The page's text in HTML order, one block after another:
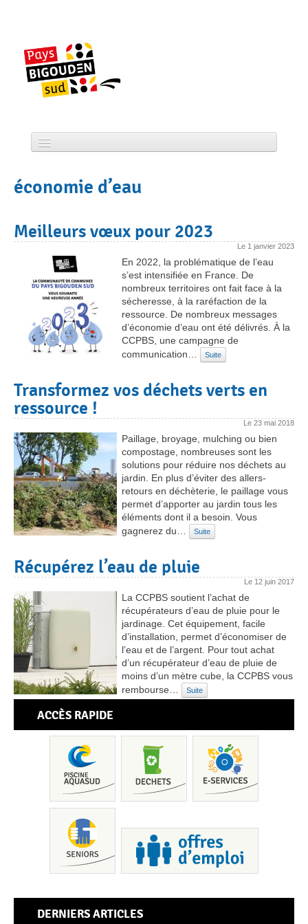
CCPBS
Services
Tourisme
économie d’eau
Meilleurs vœux pour 2023
Le 1 janvier 2023
En 2022, la problématique de l’eau
s’est intensifiée en France. De
nombreux territoires ont fait face à la
sécheresse, à la raréfaction de la
ressource. De nombreux messages
d’économie d’eau ont été délivrés. À la
CCPBS, une campagne de
communication…
Suite
Transformez vos déchets verts en
ressource !
Le 23 mai 2018
Paillage, broyage, mulching ou bien
compostage, nombreuses sont les
solutions pour réduire nos déchets au
jardin. En plus d’éviter des allers-
retours en déchèterie, le paillage vous
permet d’apporter au jardin tous les
éléments dont il a besoin. Vous
gagnerez du…
Suite
Récupérez l’eau de pluie
Le 12 juin 2017
La CCPBS soutient l’achat de
récupérateurs d’eau de pluie pour le
jardinage. Cet équipement, facile
d’installation, permet d’économiser de
l’eau et de l’argent. Pour tout achat
d’un récupérateur d’eau de pluie de
moins d’un mètre cube, la CCPBS vous
rembourse…
Suite
ACCÈS RAPIDE
DERNIERS ARTICLES